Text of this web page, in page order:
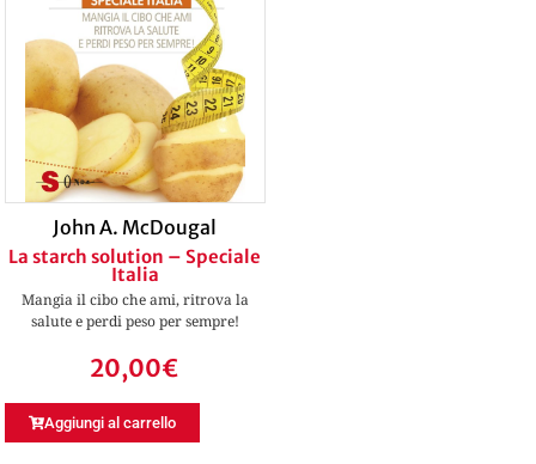
John A. McDougal
La starch solution – Speciale
Italia
Mangia il cibo che ami, ritrova la
salute e perdi peso per sempre!
20,00€
Aggiungi al carrello